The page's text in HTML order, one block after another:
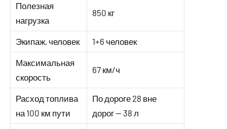
Полезная
нагрузка
850 кг
Экипаж, человек 1+6 человек
Максимальная
скорость
67 км/ч
Расход топлива
на 100 км пути
По дороге 28 вне
дорог — 38 л